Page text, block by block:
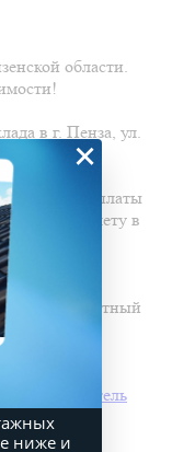
области.
в г. Пенза, ул.
видов оплаты
28 или по счету в
свой честный
Производитель
№2
×
ниже и